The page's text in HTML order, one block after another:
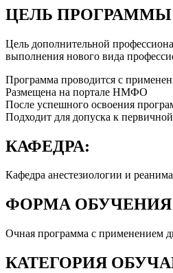
ЦЕЛЬ
Цель дополнительной
выполнения нового вида
Программа проводится с
Размещена на портале НМФО
После успешного освоения
Подходит для допуска к
КАФЕДРА:
Кафедра анестезиологии и
ФОРМА
Очная программа с применением
КАТЕГОРИЯ